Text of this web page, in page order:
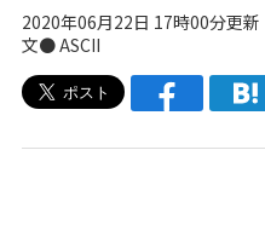
2020年06月22日 17時00分更新
文● ASCII